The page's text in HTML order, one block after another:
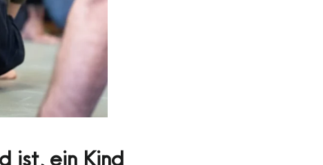
ist, ein Kind